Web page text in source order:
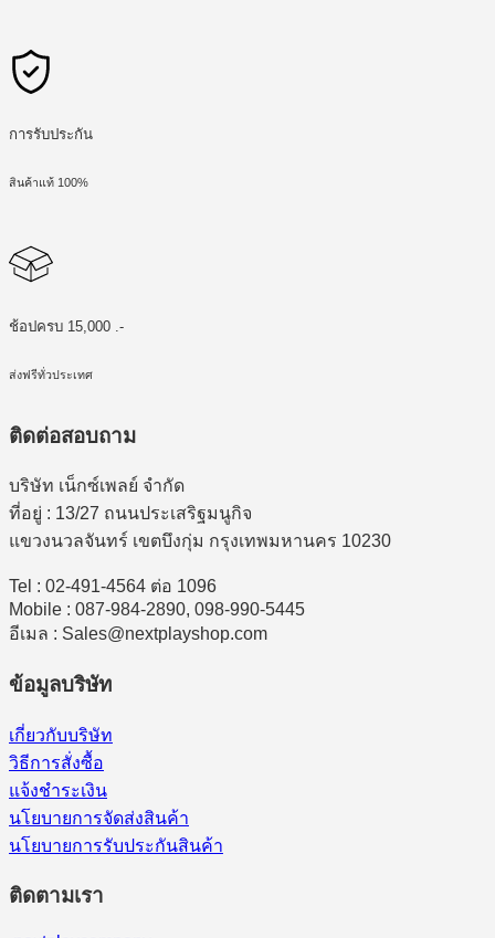
การรับประกัน
สินค้าแท้ 100%
ช้อปครบ 15,000 .-
ส่งฟรีทั่วประเทศ
ติดต่อสอบถาม
บริษัท เน็กซ์เพลย์ จำกัด
ที่อยู่ : 13/27 ถนนประเสริฐมนูกิจ
แขวงนวลจันทร์ เขตบึงกุ่ม กรุงเทพมหานคร 10230
Tel : 02-491-4564 ต่อ 1096
Mobile : 087-984-2890, 098-990-5445
อีเมล : Sales@nextplayshop.com
ข้อมูลบริษัท
เกี่ยวกับบริษัท
วิธีการสั่งซื้อ
แจ้งชำระเงิน
นโยบายการจัดส่งสินค้า
นโยบายการรับประกันสินค้า
ติดตามเรา